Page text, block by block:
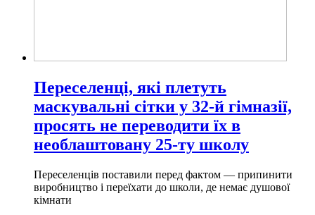
Переселенці, які плетуть
маскувальні сітки у 32-й гімназії,
просять не переводити їх в
необлаштовану 25-ту школу
Переселенців поставили перед фактом — припинити
виробництво і переїхати до школи, де немає душової
кімнати